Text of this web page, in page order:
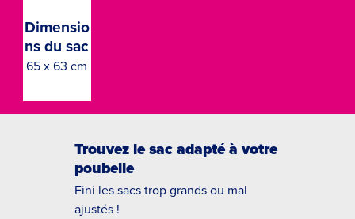
Dimensio
ns du sac
65 x 63 cm
Trouvez le sac adapté à votre
poubelle
Fini les sacs trop grands ou mal
ajustés !